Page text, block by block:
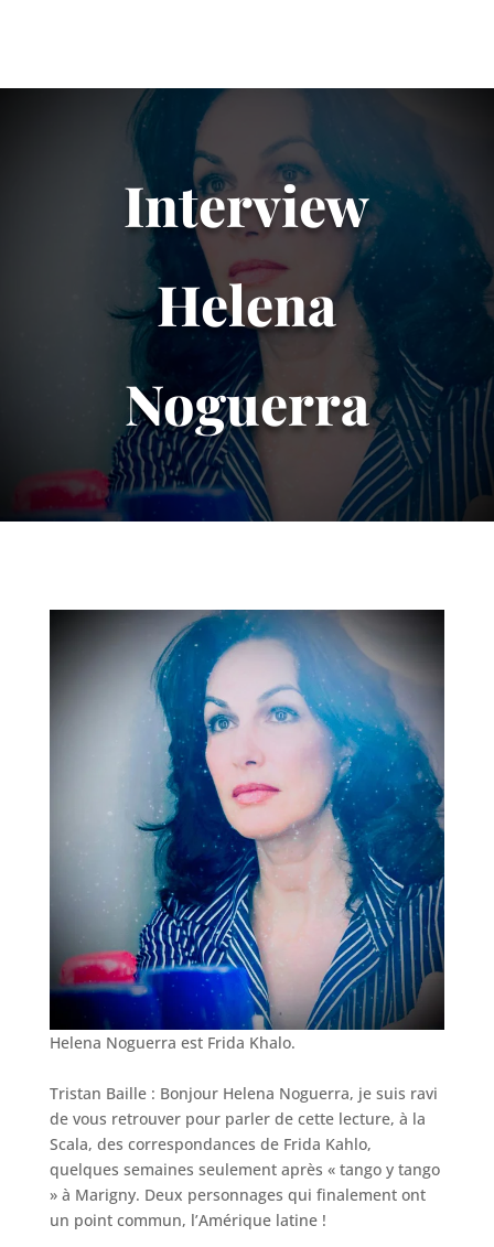
Interview
Helena
Noguerra
Helena Noguerra est Frida Khalo.
Tristan Baille : Bonjour Helena Noguerra, je suis ravi
de vous retrouver pour parler de cette lecture, à la
Scala, des correspondances de Frida Kahlo,
quelques semaines seulement après « tango y tango
» à Marigny. Deux personnages qui finalement ont
un point commun, l’Amérique latine !